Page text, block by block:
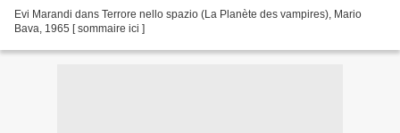
Evi Marandi dans Terrore nello spazio (La Planète des vampires), Mario
Bava, 1965 [ sommaire ici ]